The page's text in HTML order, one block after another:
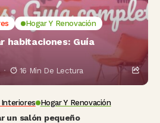
Hogar Y Renovación
habitaciones: Guía
16 Min De Lectura
Hogar Y Renovación
un salón pequeño